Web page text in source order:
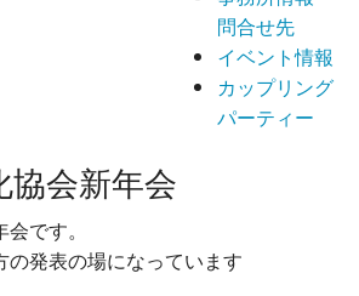
問合せ先
イベント情報
カップリング
パーティー
協会新年会
です。
の発表の場になっています